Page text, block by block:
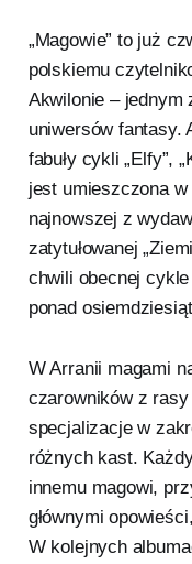
„Magowie” to już
polskiemu
Akwilonie –
uniwersów fantasy.
fabuły cykli „Elfy”,
jest umieszczona
najnowszej z
zatytułowanej
chwili obecnej
ponad
W Arranii magami
czarowników z
specjalizacje w
różnych kast.
innemu magowi,
głównymi
W kolejnych